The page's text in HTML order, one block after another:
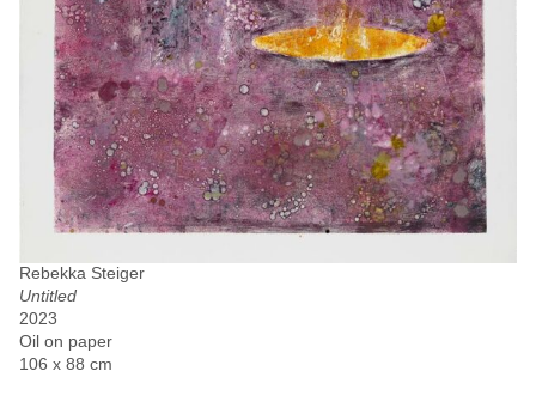
Rebekka Steiger
Untitled
2023
Oil on paper
106 x 88 cm